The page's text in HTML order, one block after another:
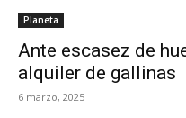
Planeta
Ante escasez de
alquiler de gallinas
6 marzo, 2025